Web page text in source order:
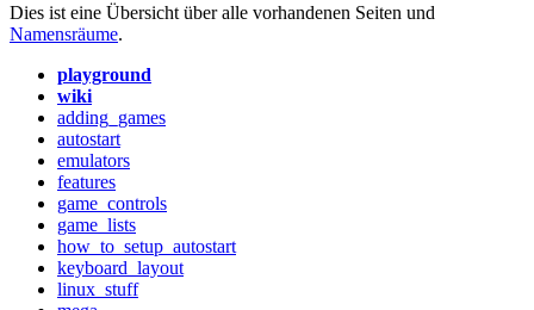
Dies ist eine Übersicht über alle vorhandenen Seiten und
Namensräume.
playground
wiki
adding_games
autostart
emulators
features
game_controls
game_lists
how_to_setup_autostart
keyboard_layout
linux_stuff